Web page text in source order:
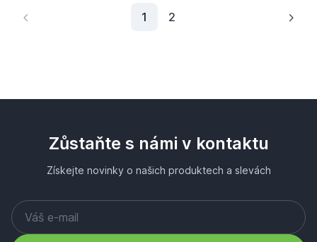
1 Aktuální stránka
2
Zůstaňte s námi v kontaktu
Získejte novinky o našich produktech a slevách